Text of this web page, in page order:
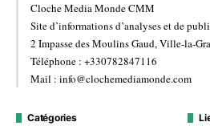
Cloche Media Monde CMM
Site d’informations d’analyses et de
2 Impasse des Moulins Gaud, Ville-la-
Téléphone : +330782847116
Mail : info@clochemediamonde.com
Catégories